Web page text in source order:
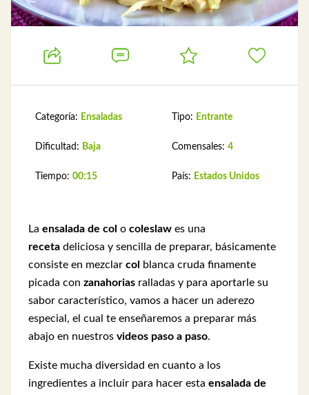
Categoría: Ensaladas
Dificultad: Baja
Tiempo: 00:15
Tipo: Entrante
Comensales: 4
País: Estados Unidos
La ensalada de col o coleslaw es una
receta deliciosa y sencilla de preparar, básicamente
consiste en mezclar col
blanca cruda finamente
picada con zanahorias ralladas y para aportarle su
sabor característico, vamos a hacer un aderezo
especial, el cual te enseñaremos a preparar más
abajo en nuestros videos paso a paso.
Existe mucha diversidad en cuanto a los
ingredientes a incluir para hacer esta ensalada de